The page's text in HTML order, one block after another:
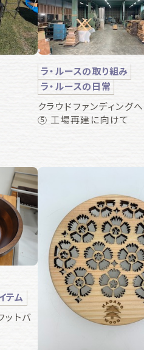
ラ・ルースの取り組み
ラ・ルースの日常
クラウドファンディング
⑤ 工場再建に向けて
テム
ットバ